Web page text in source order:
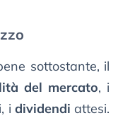
sottostante, il
del mercato, i
i dividendi attesi.